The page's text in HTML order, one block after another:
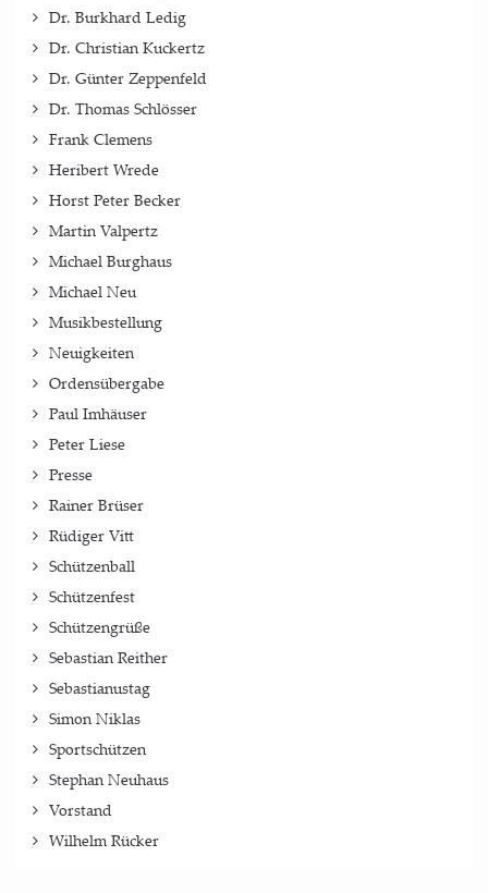
Dr. Burkhard Ledig
Dr. Christian Kuckertz
Dr. Günter Zeppenfeld
Dr. Thomas Schlösser
Frank Clemens
Heribert Wrede
Horst Peter Becker
Martin Valpertz
Michael Burghaus
Michael Neu
Musikbestellung
Neuigkeiten
Ordensübergabe
Paul Imhäuser
Peter Liese
Presse
Rainer Brüser
Rüdiger Vitt
Schützenball
Schützenfest
Schützengrüße
Sebastian Reither
Sebastianustag
Simon Niklas
Sportschützen
Stephan Neuhaus
Vorstand
Wilhelm Rücker